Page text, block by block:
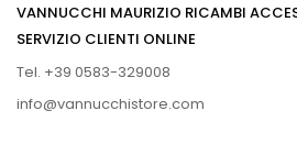
VANNUCCHI MAURIZIO RICAMBI
SERVIZIO CLIENTI ONLINE
Tel. +39 0583-329008
info@vannucchistore.com